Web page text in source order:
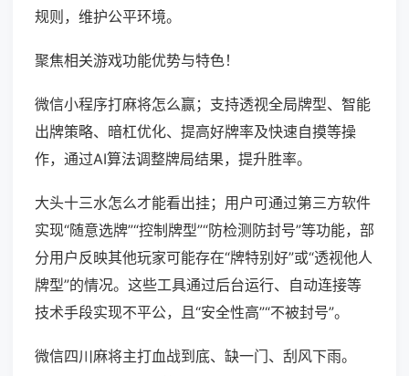
规则，维护公平环境。
聚焦相关游戏功能优势与特色！
微信小程序打麻将怎么赢；支持透视全局牌型、智能
出牌策略、暗杠优化、提高好牌率及快速自摸等操
作，通过AI算法调整牌局结果，提升胜率。
大头十三水怎么才能看出挂；用户可通过第三方软件
实现“随意选牌”“控制牌型”“防检测防封号”等功能，部
分用户反映其他玩家可能存在“牌特别好”或“透视他人
牌型”的情况。这些工具通过后台运行、自动连接等
技术手段实现不平公，且“安全性高”“不被封号”。
微信四川麻将主打血战到底、缺一门、刮风下雨。